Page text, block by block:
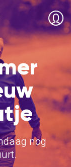
nog